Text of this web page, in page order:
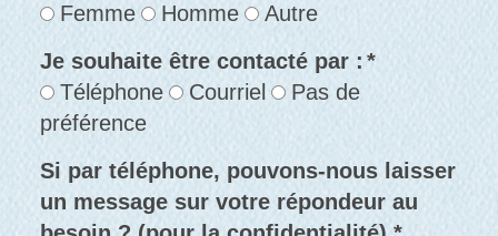
Femme
Homme
Autre
Je souhaite être contacté par : *
Téléphone
Courriel
Pas de
préférence
Si par téléphone, pouvons-nous laisser
un message sur votre répondeur au